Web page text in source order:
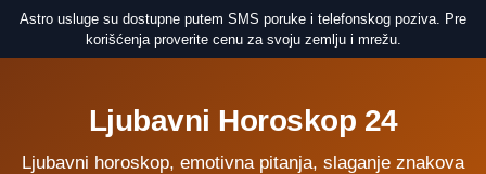
Astro usluge su dostupne putem SMS poruke i telefonskog poziva. Pre
korišćenja proverite cenu za svoju zemlju i mrežu.
Ljubavni Horoskop 24
Ljubavni horoskop, emotivna pitanja, slaganje znakova